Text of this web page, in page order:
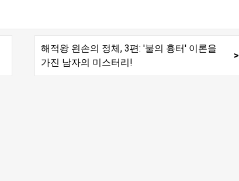
해적왕 왼손의 정체, 3편: '불의 흉터' 이론을
가진 남자의 미스터리!